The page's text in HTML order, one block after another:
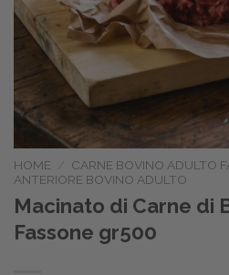
HOME CARNE BOVINO ADULTO
ANTERIORE BOVINO ADULTO
Macinato di Carne di
Fassone gr500